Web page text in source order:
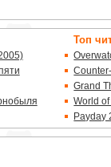
Топ
Grand
World
Payday